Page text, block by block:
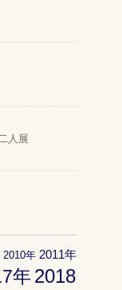
人展
2010年 2011年
年 2018